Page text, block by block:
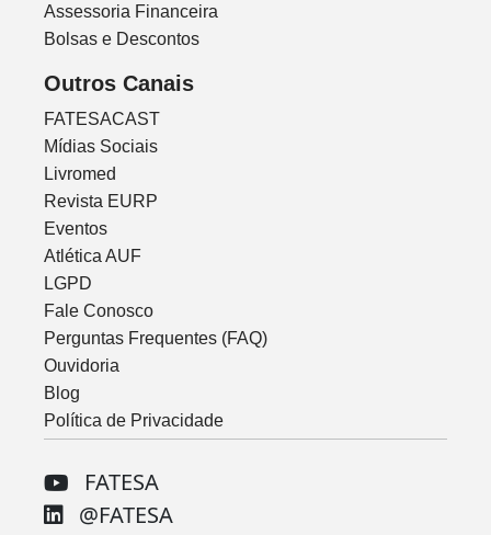
Assessoria Financeira
Bolsas e Descontos
Outros Canais
FATESACAST
Mídias Sociais
Livromed
Revista EURP
Eventos
Atlética AUF
LGPD
Fale Conosco
Perguntas Frequentes (FAQ)
Ouvidoria
Blog
Política de Privacidade
FATESA
@FATESA